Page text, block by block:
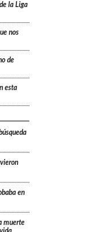
la Liga
nos
de
esta
en
muerte